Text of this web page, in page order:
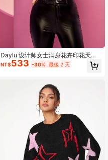
Daylu 设计师女士满身花卉印花天鹅
绒露背上衣，适合夏季、假日、外
出、节日
NT$533 -30% 最後 2 天